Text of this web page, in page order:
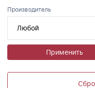
Производитель
Применить